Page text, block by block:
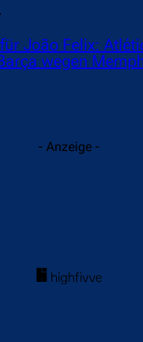
João Felix:
wegen
- Anzeige -